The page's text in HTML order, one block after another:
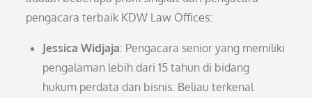
pengacara terbaik KDW Law Offices:
Jessica Widjaja: Pengacara senior yang memiliki
pengalaman lebih dari 15 tahun di bidang
hukum perdata dan bisnis. Beliau terkenal